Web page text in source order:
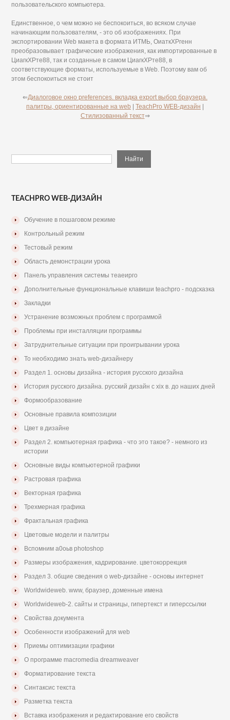
пользовательского компьютера.
Единственное, о чем можно не беспокоиться, во всяком случае
начинающим пользователям, - это об изображениях. При
экспортировании Web макета в формата ИТМЬ, ОиаткХРгенн
преобразовывает графические изображения, как импортированные в
ЦиагкХРте88, так и созданные в самом ЦиагкХРте88, в
соответствующие форматы, используемые в Web. Поэтому вам об
этом беспокоиться не стоит
⇐Диалоговое окно preferences. вкладка export выбор браузера.
палитры, ориентированные на web
TeachPro WEB-дизайн
Стилизованный текст⇒
TEACHPRO WEB-ДИЗАЙН
Обучение в пошаговом режиме
Контрольный режим
Тестовый режим
Область демонстрации урока
Панель управления системы теаеирго
Дополнительные функциональные клавиши teachpro - подсказка
Закладки
Устранение возможных проблем с программой
Проблемы при инсталляции программы
Затруднительные ситуации при проигрывании урока
То необходимо знать web-дизайнеру
Раздел 1. основы дизайна - история русского дизайна
История русского дизайна. русский дизайн с xix в. до наших дней
Формообразование
Основные правила композиции
Цвет в дизайне
Раздел 2. компьютерная графика - что это такое? - немного из
истории
Основные виды компьютерной графики
Растровая графика
Векторная графика
Трехмерная графика
Фрактальная графика
Цветовые модели и палитры
Вспомним а0оьв photoshop
Размеры изображения, кадрирование. цветокоррекция
Раздел 3. общие сведения о web-дизайне - основы интернет
Worldwideweb. www, браузер, доменные имена
Worldwideweb-2. сайты и страницы, гипертекст и гиперссылки
Свойства документа
Особенности изображений для web
Приемы оптимизации графики
О программе macromedia dreamweaver
Форматирование текста
Синтаксис текста
Разметка текста
Вставка изображения и редактирование его свойств